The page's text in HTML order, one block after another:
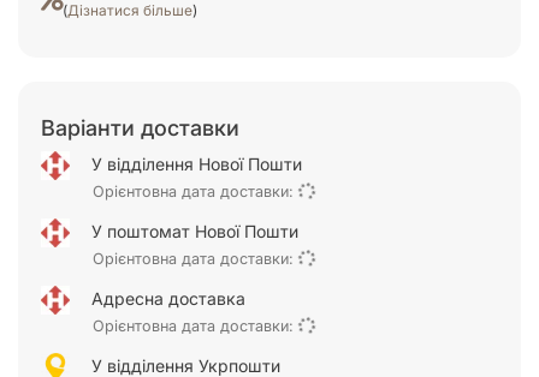
(Дізнатися більше)
Варіанти доставки
У відділення Нової Пошти
Орієнтовна дата доставки:
У поштомат Нової Пошти
Орієнтовна дата доставки:
Адресна доставка
Орієнтовна дата доставки:
У відділення Укрпошти